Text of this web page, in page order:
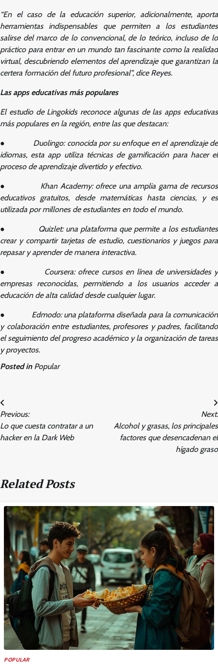
“En el caso de la educación superior, adicionalmente, aporta
herramientas indispensables que permiten a los estudiantes
salirse del marco de lo convencional, de lo teórico, incluso de lo
práctico para entrar en un mundo tan fascinante como la realidad
virtual, descubriendo elementos del aprendizaje que garantizan la
certera formación del futuro profesional”, dice Reyes.
Las apps educativas más populares
El estudio de Lingokids reconoce algunas de las apps educativas
más populares en la región, entre las que destacan:
●
Duolingo: conocida por su enfoque en el aprendizaje de
idiomas, esta app utiliza técnicas de gamificación para hacer el
proceso de aprendizaje divertido y efectivo.
●
Khan Academy: ofrece una amplia gama de recursos
educativos gratuitos, desde matemáticas hasta ciencias, y es
utilizada por millones de estudiantes en todo el mundo.
●
Quizlet: una plataforma que permite a los estudiantes
crear y compartir tarjetas de estudio, cuestionarios y juegos para
repasar y aprender de manera interactiva.
●
Coursera: ofrece cursos en línea de universidades y
empresas reconocidas, permitiendo a los usuarios acceder a
educación de alta calidad desde cualquier lugar.
●
Edmodo: una plataforma diseñada para la comunicación
y colaboración entre estudiantes, profesores y padres, facilitando
el seguimiento del progreso académico y la organización de tareas
y proyectos.
Posted in Popular
Post
navigation
Previous:
Lo que cuesta contratar a un
hacker en la Dark Web
Next:
Alcohol y grasas, los principales
factores que desencadenan el
hígado graso
Related Posts
POPULAR